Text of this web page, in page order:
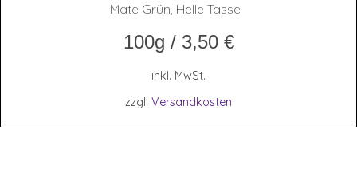
Mate Grün, Helle Tasse
100g / 3,50 €
inkl. MwSt.
zzgl. Versandkosten